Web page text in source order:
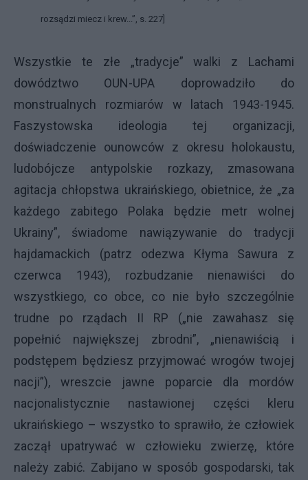
rozsądzi miecz i krew...”, s. 227]
Wszystkie te złe „tradycje” walki z Lachami
dowództwo OUN-UPA doprowadziło do
monstrualnych rozmiarów w latach 1943-1945.
Faszystowska ideologia tej organizacji,
doświadczenie ounowców z okresu holokaustu,
ludobójcze antypolskie rozkazy, zmasowana
agitacja chłopstwa ukraińskiego, obietnice, że „za
każdego zabitego Polaka będzie metr wolnej
Ukrainy”, świadome nawiązywanie do tradycji
hajdamackich (patrz odezwa Kłyma Sawura z
czerwca 1943), rozbudzanie nienawiści do
wszystkiego, co obce, co nie było szczególnie
trudne po rządach II RP („nie zawahasz się
popełnić największej zbrodni”, „nienawiścią i
podstępem będziesz przyjmować wrogów twojej
nacji”), wreszcie jawne poparcie dla mordów
nacjonalistycznie nastawionej części kleru
ukraińskiego – wszystko to sprawiło, że człowiek
zaczął upatrywać w człowieku zwierzę, które
należy zabić. Zabijano w sposób gospodarski, tak